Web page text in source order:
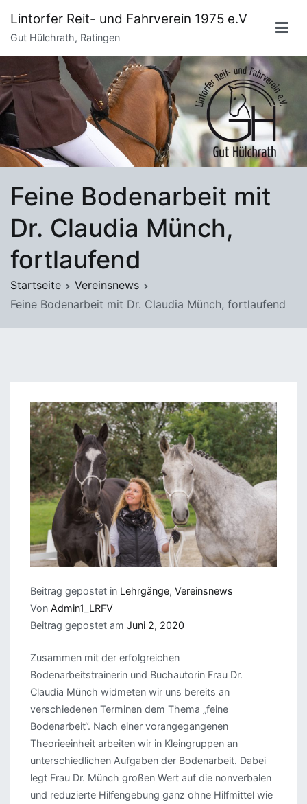
Inhalt
springen
Lintorfer Reit- und Fahrverein 1975 e.V
Gut Hülchrath, Ratingen
Feine Bodenarbeit mit
Dr. Claudia Münch,
fortlaufend
Startseite
Vereinsnews
Feine Bodenarbeit mit Dr. Claudia Münch, fortlaufend
Beitrag gepostet in Lehrgänge, Vereinsnews
Von Admin1_LRFV
Beitrag gepostet am Juni 2, 2020
Zusammen mit der erfolgreichen
Bodenarbeitstrainerin und Buchautorin Frau Dr.
Claudia Münch widmeten wir uns bereits an
verschiedenen Terminen dem Thema „feine
Bodenarbeit“. Nach einer vorangegangenen
Theorieeinheit arbeiten wir in Kleingruppen an
unterschiedlichen Aufgaben der Bodenarbeit. Dabei
legt Frau Dr. Münch großen Wert auf die nonverbalen
und reduzierte Hilfengebung ganz ohne Hilfmittel wie